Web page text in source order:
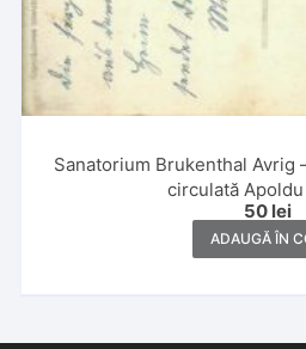
Sanatorium Brukenthal Avrig
circulată
50 lei
ADAUGĂ ÎN